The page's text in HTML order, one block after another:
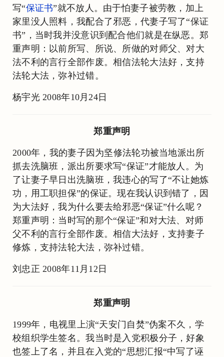
写“保证书”就不放人。由于怕妻子被劳教，加上
家里没人照料，我配合了邪恶，代妻子写了“保证
书”，当时我并没意识到配合他们就是在纵恶。郑
重声明：以前所写、所说、所做的对师父、对大
法不利的言行全部作废。相信法轮大法好，支持
法轮大法，弥补过错。
杨宇光 2008年10月24日
郑重声明
2000年，我的妻子因为坚修法轮功被当地派出所
抓去洗脑班，派出所要求写“保证”才能放人。为
了让妻子早日出洗脑班，我违心的写了“不让她炼
功，用工职担保”的保证。现在我认识到错了，因
为大法好，我为什么要去给邪恶“保证”什么呢？
郑重声明：当时写的那个“保证”和对大法、对师
父不利的言行全部作废。相信大法好，支持妻子
修炼，支持法轮大法，弥补过错。
刘忠正 2008年11月12日
郑重声明
1999年，电视里上演“天安门自焚”伪案不久，学
校组织学生签名。我当时是入党积极分子，好象
也签上了名，并且在入党的“思想汇报“中写了诬